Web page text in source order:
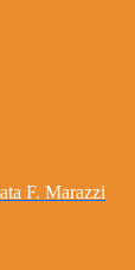
F. Marazzi